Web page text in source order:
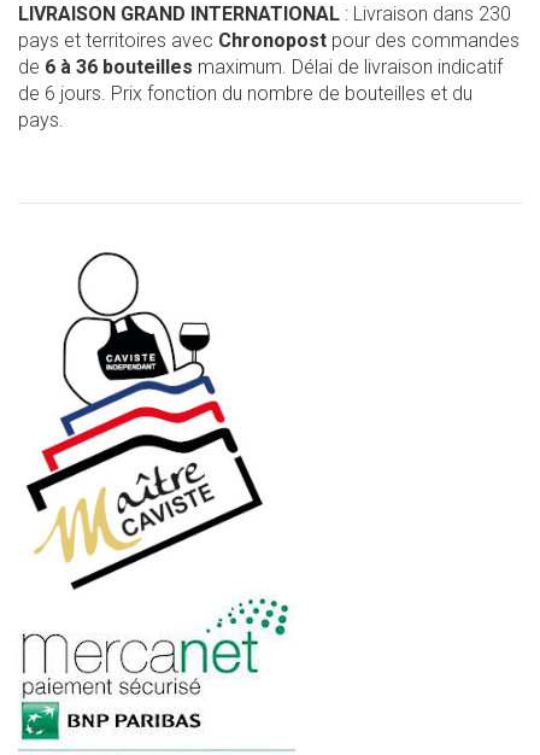
LIVRAISON GRAND INTERNATIONAL : Livraison dans 230
pays et territoires avec Chronopost pour des commandes
de 6 à 36 bouteilles maximum. Délai de livraison indicatif
de 6 jours. Prix fonction du nombre de bouteilles et du
pays.